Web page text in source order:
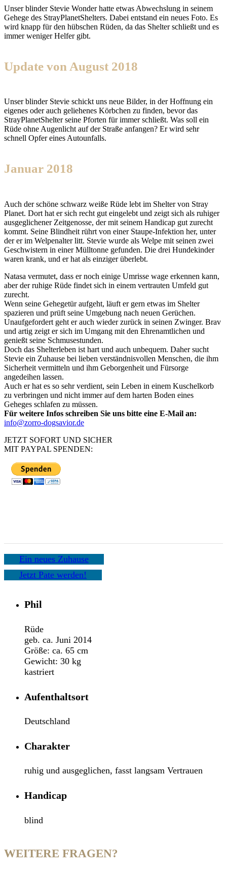
Unser blinder Stevie Wonder hatte etwas Abwechslung in seinem
Gehege des StrayPlanetShelters. Dabei entstand ein neues Foto. Es
wird knapp für den hübschen Rüden, da das Shelter schließt und es
immer weniger Helfer gibt.
Update von August 2018
Unser blinder Stevie schickt uns neue Bilder, in der Hoffnung ein
eigenes oder auch geliehenes Körbchen zu finden, bevor das
StrayPlanetShelter seine Pforten für immer schließt. Was soll ein
Rüde ohne Augenlicht auf der Straße anfangen? Er wird sehr
schnell Opfer eines Autounfalls.
Januar 2018
Auch der schöne schwarz weiße Rüde lebt im Shelter von Stray
Planet. Dort hat er sich recht gut eingelebt und zeigt sich als ruhiger
ausgeglichener Zeitgenosse, der mit seinem Handicap gut zurecht
kommt. Seine Blindheit rührt von einer Staupe-Infektion her, unter
der er im Welpenalter litt. Stevie wurde als Welpe mit seinen zwei
Geschwistern in einer Mülltonne gefunden. Die drei Hundekinder
waren krank, und er hat als einziger überlebt.
Natasa vermutet, dass er noch einige Umrisse wage erkennen kann,
aber der ruhige Rüde findet sich in einem vertrauten Umfeld gut
zurecht.
Wenn seine Gehegetür aufgeht, läuft er gern etwas im Shelter
spazieren und prüft seine Umgebung nach neuen Gerüchen.
Unaufgefordert geht er auch wieder zurück in seinen Zwinger. Brav
und artig zeigt er sich im Umgang mit den Ehrenamtlichen und
genießt seine Schmusestunden.
Doch das Shelterleben ist hart und auch unbequem. Daher sucht
Stevie ein Zuhause bei lieben verständnisvollen Menschen, die ihm
Sicherheit vermitteln und ihm Geborgenheit und Fürsorge
angedeihen lassen.
Auch er hat es so sehr verdient, sein Leben in einem Kuschelkorb
zu verbringen und nicht immer auf dem harten Boden eines
Geheges schlafen zu müssen.
Für weitere Infos schreiben Sie uns bitte eine E-Mail an:
info@zorro-dogsavior.de
JETZT SOFORT UND SICHER
MIT PAYPAL SPENDEN:
Ein neues Zuhause
Jetzt Pate werden!
Phil
Rüde
geb. ca. Juni 2014
Größe: ca. 65 cm
Gewicht: 30 kg
kastriert
Aufenthaltsort
Deutschland
Charakter
ruhig und ausgeglichen, fasst langsam Vertrauen
Handicap
blind
WEITERE FRAGEN?